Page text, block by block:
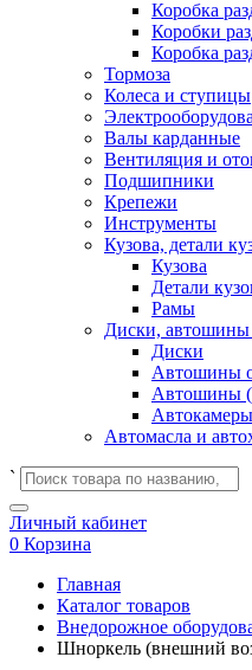
Коробка
Коробки
Коробка
Тормоза
Колеса и ступицы
Валы карданные
Вентиляция и
Подшипники
Крепежи
Инструменты
Кузова, детали
Кузова
Детали
Рамы
Диски, автошины
Диски
Автошины
Автошины
Автокамеры
Автомасла и
`
Личный кабинет
0 Корзина
Главная
Каталог товаров
Внедорожное
Шноркель (внешний